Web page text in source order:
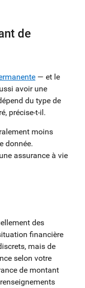
de
— et le
avoir une
du type de
précise-t-il.
moins
donnée.
assurance à vie
des
financière
mais de
selon votre
de montant